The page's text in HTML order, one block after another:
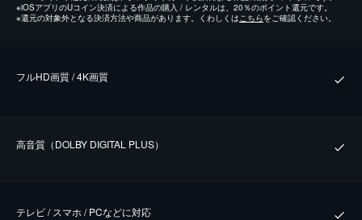
※iOSアプリのUコイン決済による作品の購入 / レンタルは、20％のポイント還元です。
※還元の対象外となる決済方法や商品があります。くわしくはこちらをご確認ください。
フルHD画質 / 4K画質
⾼⾳質（DOLBY DIGITAL PLUS）
テレビ / スマホ / PCなどに対応